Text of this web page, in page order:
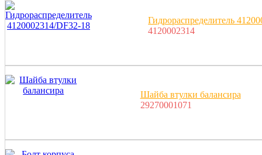
Гидрораспределитель
4120002314
Шайба втулки балансира
29270001071